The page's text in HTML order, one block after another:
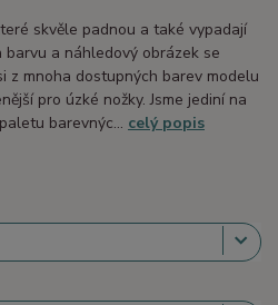
skvěle padnou a také vypadají
a náhledový obrázek se
z mnoha dostupných barev modelu
pro úzké nožky. Jsme jediní na
barevnýc... celý popis